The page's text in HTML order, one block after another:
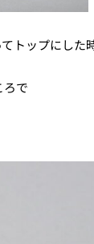
トップにし
ろで